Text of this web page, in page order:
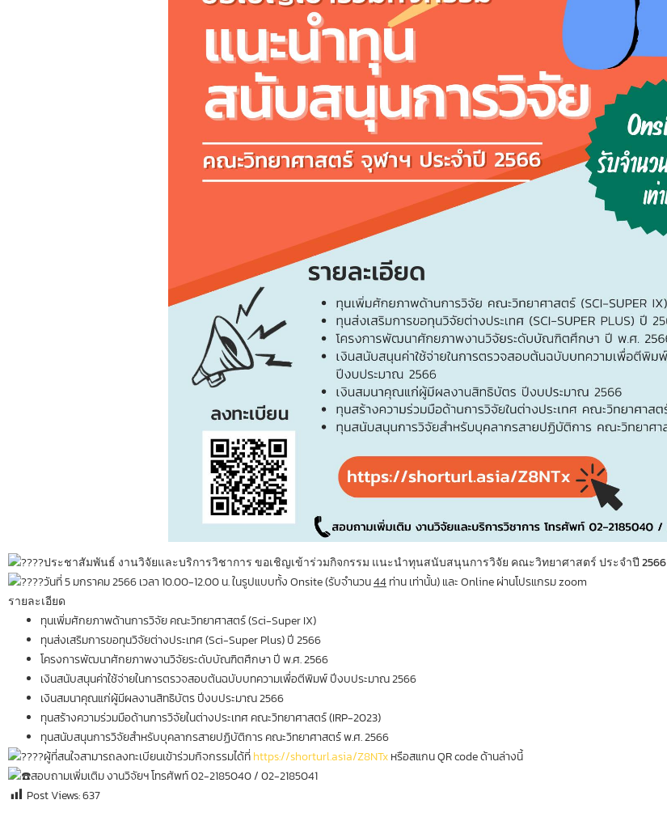
ประชาสัมพันธ์ งานวิจัยและบริการวิชาการ ขอเชิญเข้าร่วมกิจกรรม แนะนำทุนสนับสนุนการวิจัย คณะวิทยาศาสตร์ ประจำปี 2566
วันที่ 5 มกราคม 2566 เวลา 10.00-12.00 น. ในรูปแบบทั้ง Onsite (รับจำนวน44ท่าน เท่านั้น) และ Online ผ่านโปรแกรม zoom
รายละเอียด
ทุนเพิ่มศักยภาพด้านการวิจัย คณะวิทยาศาสตร์ (Sci-Super IX)
ทุนส่งเสริมการขอทุนวิจัยต่างประเทศ (Sci-Super Plus) ปี 2566
โครงการพัฒนาศักยภาพงานวิจัยระดับบัณฑิตศึกษา ปี พ.ศ. 2566
เงินสนับสนุนค่าใช้จ่ายในการตรวจสอบต้นฉบับบทความเพื่อตีพิมพ์ ปีงบประมาณ 2566
เงินสมนาคุณแก่ผู้มีผลงานสิทธิบัตร ปีงบประมาณ 2566
ทุนสร้างความร่วมมือด้านการวิจัยในต่างประเทศ คณะวิทยาศาสตร์ (IRP-2023)
ทุนสนับสนุนการวิจัยสำหรับบุคลากรสายปฏิบัติการ คณะวิทยาศาสตร์ พ.ศ. 2566
ผู้ที่สนใจสามารถลงทะเบียนเข้าร่วมกิจกรรมได้ที่https://shorturl.asia/Z8NTxหรือสแกน QR code ด้านล่างนี้
สอบถามเพิ่มเติม งานวิจัยฯ โทรศัพท์ 02-2185040 / 02-2185041
Post Views:637